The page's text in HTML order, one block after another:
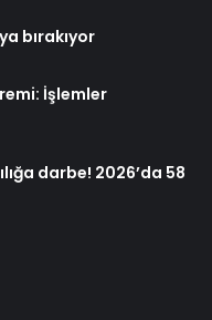
bırakıyor
İşlemler
darbe! 2026’da 58